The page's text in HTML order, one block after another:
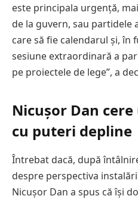
este principala urgență,
de la guvern, sau partidele
care să fie calendarul și, în
sesiune extraordinară a
pe proiectele de lege”, a
Nicușor Dan
cu puteri depline
Întrebat dacă, după
despre perspectiva
Nicușor Dan a spus că își